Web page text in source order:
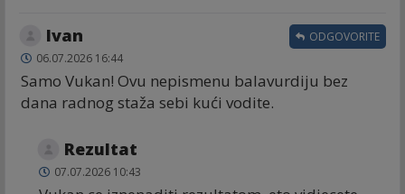
Ivan
06.07.2026 16:44
Samo Vukan! Ovu nepismenu balavurdiju bez
dana radnog staža sebi kući vodite.
ODGOVORITE
Rezultat
07.07.2026 10:43